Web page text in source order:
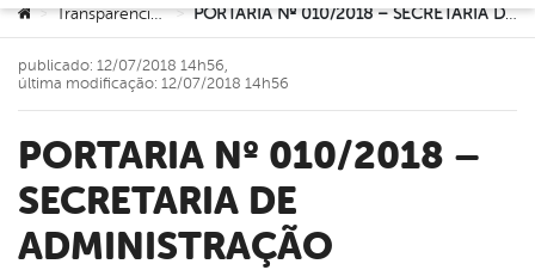
Você está aqui:
> Transparencia2017 > PORTARIA Nº 010/2018 – SECRETARIA DE ADMINISTRAÇÃO
PORTARIA Nº 010/2018 –
SECRETARIA DE
ADMINISTRAÇÃO
publicado: 12/07/2018 14h56,
última modificação: 12/07/2018 14h56